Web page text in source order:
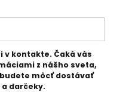
v kontakte. Čaká vás
z nášho sveta,
môcť dostávať
darčeky.